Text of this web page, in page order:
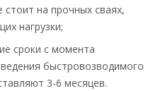
на прочных сваях,
нагрузки;
сроки с момента
быстровозводимого
3-6 месяцев.